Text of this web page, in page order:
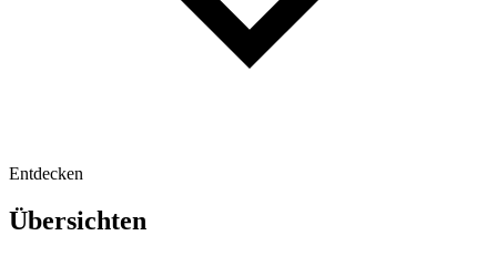
Entdecken
Übersichten